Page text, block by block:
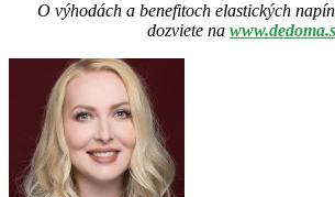
O výhodách a benefitoch elastických
dozviete na